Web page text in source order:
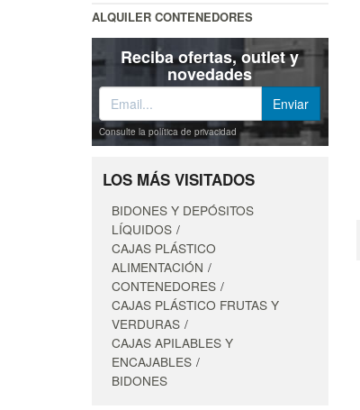
ALQUILER CONTENEDORES
Reciba ofertas, outlet y
novedades
Consulte la política de privacidad
LOS MÁS VISITADOS
BIDONES Y DEPÓSITOS
LÍQUIDOS
CAJAS PLÁSTICO
ALIMENTACIÓN
CONTENEDORES
CAJAS PLÁSTICO FRUTAS Y
VERDURAS
CAJAS APILABLES Y
ENCAJABLES
BIDONES